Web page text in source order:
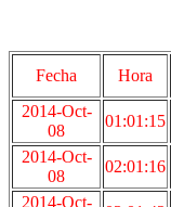
Fecha Hora
2014-Oct-
08
01:01:15
2014-Oct-
08
02:01:16
2014-Oct-